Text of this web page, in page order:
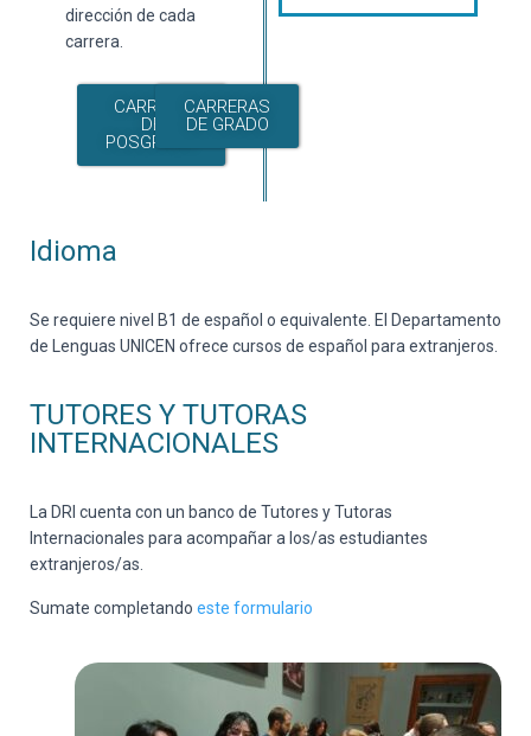
dirección de cada
carrera.
CARRERA
DE
POSGRADO
CARRERAS
DE GRADO
Idioma
Se requiere nivel B1 de español o equivalente. El Departamento
de Lenguas UNICEN ofrece cursos de español para extranjeros.
TUTORES Y TUTORAS
INTERNACIONALES
La DRI cuenta con un banco de Tutores y Tutoras
Internacionales para acompañar a los/as estudiantes
extranjeros/as.
Sumate completando este formulario